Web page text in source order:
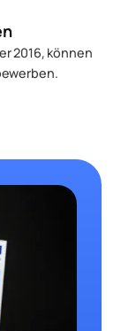
2016, können